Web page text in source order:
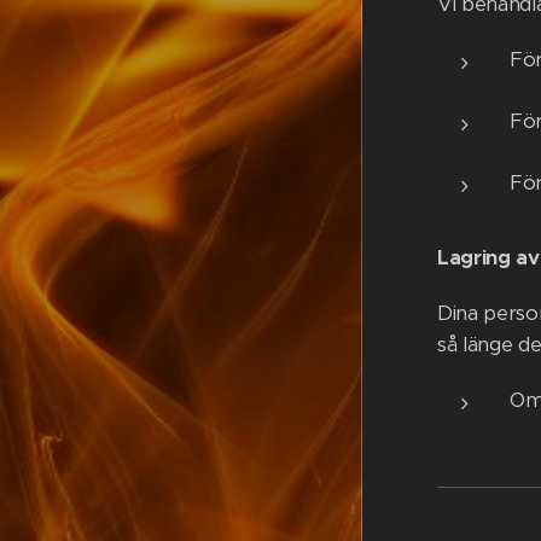
Lagring
Dina
så länge